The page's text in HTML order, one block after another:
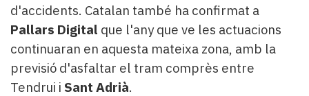
d'accidents. Catalan també ha confirmat a
Pallars Digital que l'any que ve les actuacions
continuaran en aquesta mateixa zona, amb la
previsió d'asfaltar el tram comprès entre
Tendrui i Sant Adrià.